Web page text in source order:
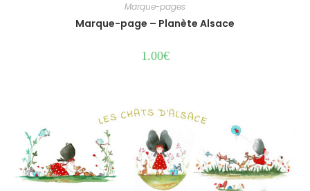
Marque-pages
Marque-page – Planète Alsace
1.00€